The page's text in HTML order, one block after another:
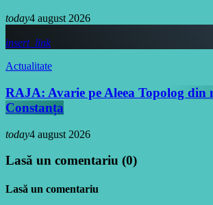
today4 august 2026
insert_link
Actualitate
RAJA: Avarie pe Aleea Topolog din
Constanța
today4 august 2026
Lasă un comentariu (0)
Lasă un comentariu